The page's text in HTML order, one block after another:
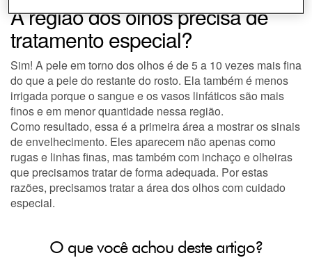
DERMACLUB
CONSULTORIA DE PRODUTOS SKINCEUTICALS
A região dos olhos precisa de
tratamento especial?
Sim! A pele em torno dos olhos é de 5 a 10 vezes mais fina
do que a pele do restante do rosto. Ela também é menos
irrigada porque o sangue e os vasos linfáticos são mais
finos e em menor quantidade nessa região.
Como resultado, essa é a primeira área a mostrar os sinais
de envelhecimento. Eles aparecem não apenas como
rugas e linhas finas, mas também com inchaço e olheiras
que precisamos tratar de forma adequada. Por estas
razões, precisamos tratar a área dos olhos com cuidado
especial.
O que você achou deste artigo?